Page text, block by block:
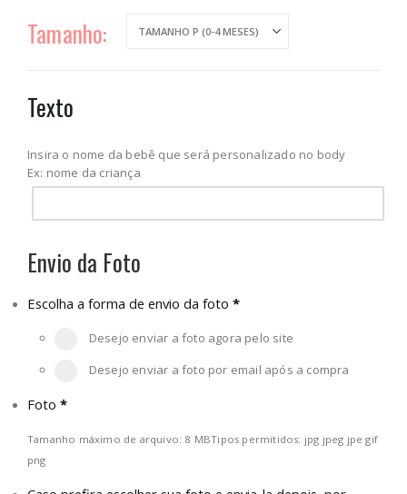
Tamanho
Texto
Insira o nome da bebê que será personalizado no body
Ex: nome da criança
Envio da Foto
Escolha a forma de envio da foto *
Desejo enviar a foto agora pelo site
Desejo enviar a foto por email após a compra
Foto *
Tamanho máximo de arquivo: 8 MBTipos permitidos: jpg jpeg jpe gif
png